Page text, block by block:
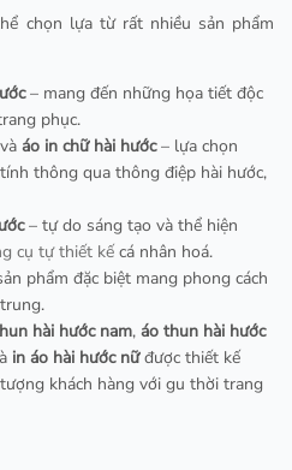
chọn lựa từ rất nhiều sản phẩm
– mang đến những họa tiết độc
phục.
áo in chữ hài hước– lựa chọn
thông qua thông điệp hài hước,
– tự do sáng tạo và thể hiện
cụ tự thiết kế cá nhân hoá.
phẩm đặc biệt mang phong cách
hài hước nam,áo thun hài hước
in áo hài hước nữđược thiết kế
khách hàng với gu thời trang